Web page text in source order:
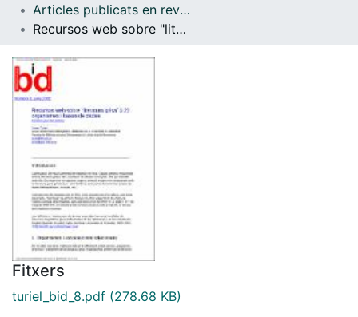
Com publicar
Articles publicats en revistes (CRAI-UB)
Recursos web sobre "literatura grisa" (i 2): organismes i bases de dades
Fitxers
turiel_bid_8.pdf (278.68 KB)